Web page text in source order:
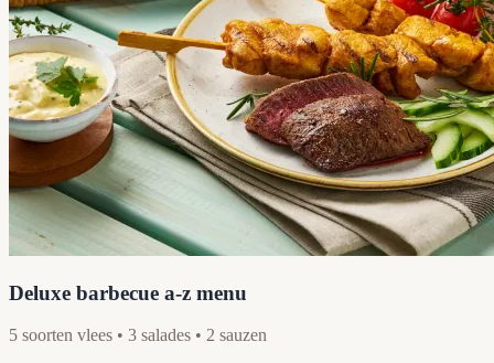
Deluxe barbecue a-z menu
5 soorten vlees • 3 salades • 2 sauzen